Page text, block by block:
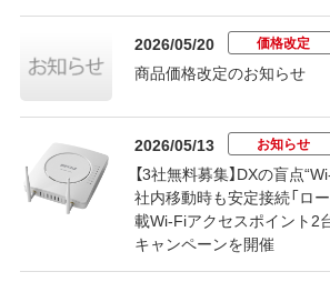
2026/05/20 価格改定
商品価格改定のお知らせ
2026/05/13 お知らせ
【3社無料募集】DXの盲点
社内移動時も安定接続「ロ
載Wi-Fiアクセスポイント2
キャンペーンを開催